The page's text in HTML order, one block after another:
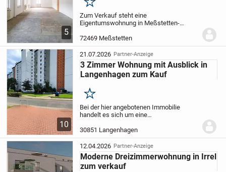
5
Merken
Zum Verkauf steht eine
Eigentumswohnung in Meßstetten-
Bildungsprozess der
Eigentümergemeinschaft befindet. Die
Teilungserklärung ist in Vorbereitung und
die...
72469 Meßstetten
10
21.07.2026 Partner-Anzeige
3 Zimmer Wohnung mit Ausblick in
Langenhagen zum Kauf
Merken
Bei der hier angebotenen Immobilie
handelt es sich um eine
Mehrfamilienhaus, bestehend aus 52
Wohneinheiten. Die Wohnung ist in einem
normalen Zustand. Die Wohnung
befindet...
30851 Langenhagen
12.04.2026 Partner-Anzeige
Moderne Dreizimmerwohnung in Irrel
zum verkauf